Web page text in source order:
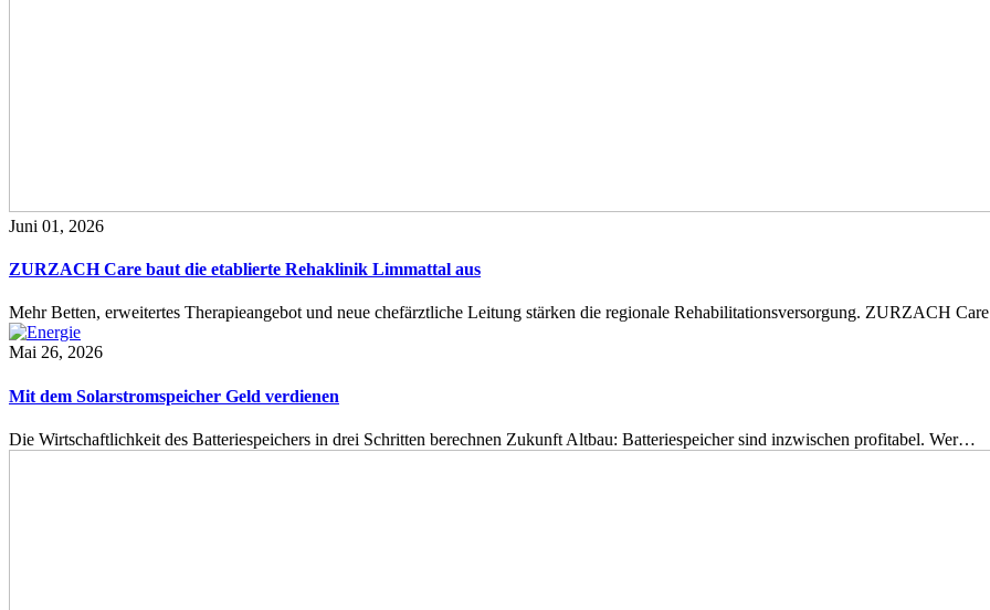
Juni 01, 2026
ZURZACH Care baut die etablierte Rehaklinik Limmattal aus
Mehr Betten, erweitertes Therapieangebot und neue chefärztliche Leitung stärken die regionale Rehabilitationsversorgung. ZURZACH
Mai 26, 2026
Mit dem Solarstromspeicher Geld verdienen
Die Wirtschaftlichkeit des Batteriespeichers in drei Schritten berechnen Zukunft Altbau: Batteriespeicher sind inzwischen profitabel. Wer…